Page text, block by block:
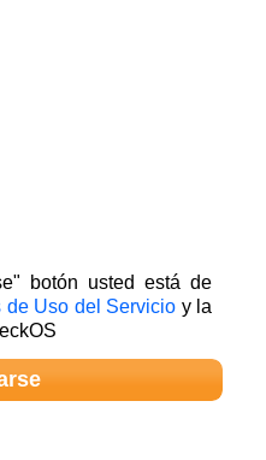
botón usted está de
de Uso del Servicio y la